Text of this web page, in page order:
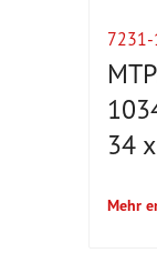
34
Mehr